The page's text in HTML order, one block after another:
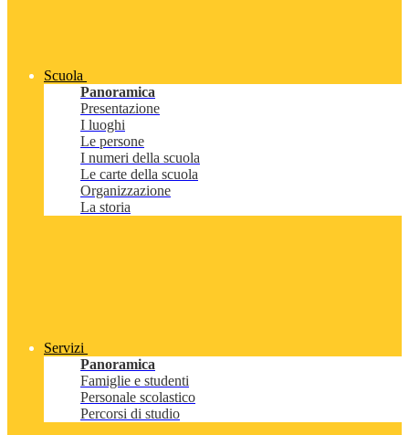
Scuola
Panoramica
Presentazione
I luoghi
Le persone
I numeri della scuola
Le carte della scuola
Organizzazione
La storia
Servizi
Panoramica
Famiglie e studenti
Personale scolastico
Percorsi di studio